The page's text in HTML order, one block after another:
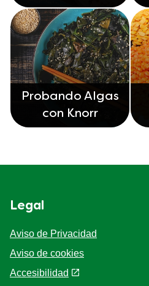
Probando Algas
con Knorr
Legal
Aviso de Privacidad
Aviso de cookies
Accesibilidad